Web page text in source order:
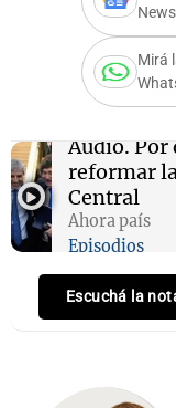
News
Mirá
Audio. Por
reformar
Central
Ahora país
Episodios
Escuchá la